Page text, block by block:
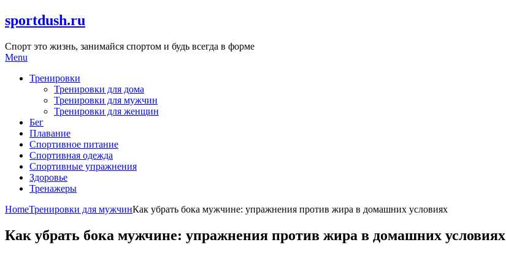
Skip
to
sportdush.ru
Спорт это жизнь, занимайся спортом и будь всегда в форме
Menu
Тренировки
Тренировки для дома
Тренировки для мужчин
Тренировки для женщин
Бег
Плавание
Спортивное питание
Спортивная одежда
Спортивные упражнения
Здоровье
Тренажеры
HomeТренировки для мужчинКак убрать бока мужчине: упражнения против жира в домашних условиях
Как убрать бока мужчине: упражнения против жира в домашних условиях